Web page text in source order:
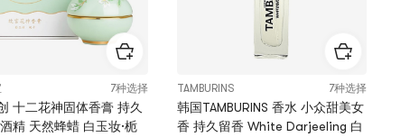
7种选择
十二花神固体香膏 持久
精 天然蜂蜡 白玉妆·栀
TAMBURINS 7种选择
韩国TAMBURINS 香水 小众甜美女
香 持久留香 White Darjeeling 白